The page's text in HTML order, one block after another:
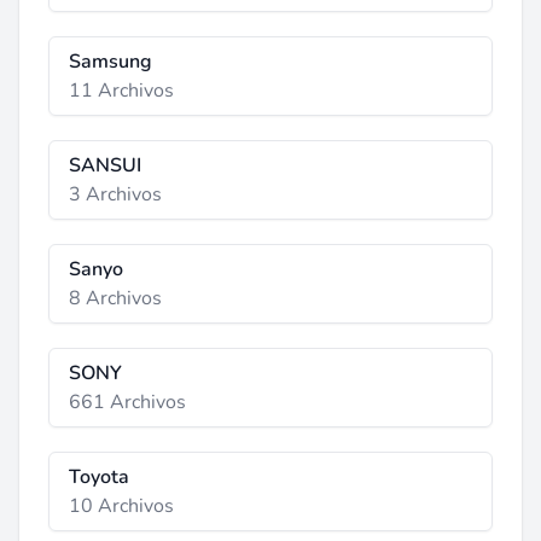
Samsung
11 Archivos
SANSUI
3 Archivos
Sanyo
8 Archivos
SONY
661 Archivos
Toyota
10 Archivos